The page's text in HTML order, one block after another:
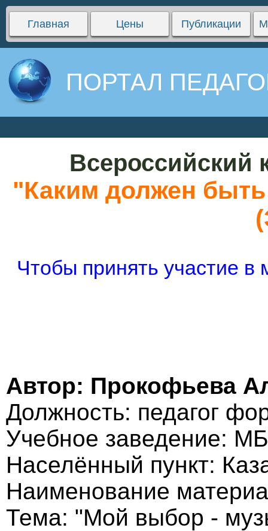
Главная Цены Публикации
ПОРТАЛ
Всероссийский
"Каким должен
Чтобы принять участие
Автор: Прокофьева
Должность: педагог
Учебное заведение:
Населённый пункт:
Наименование
Тема: "Мой выбор -